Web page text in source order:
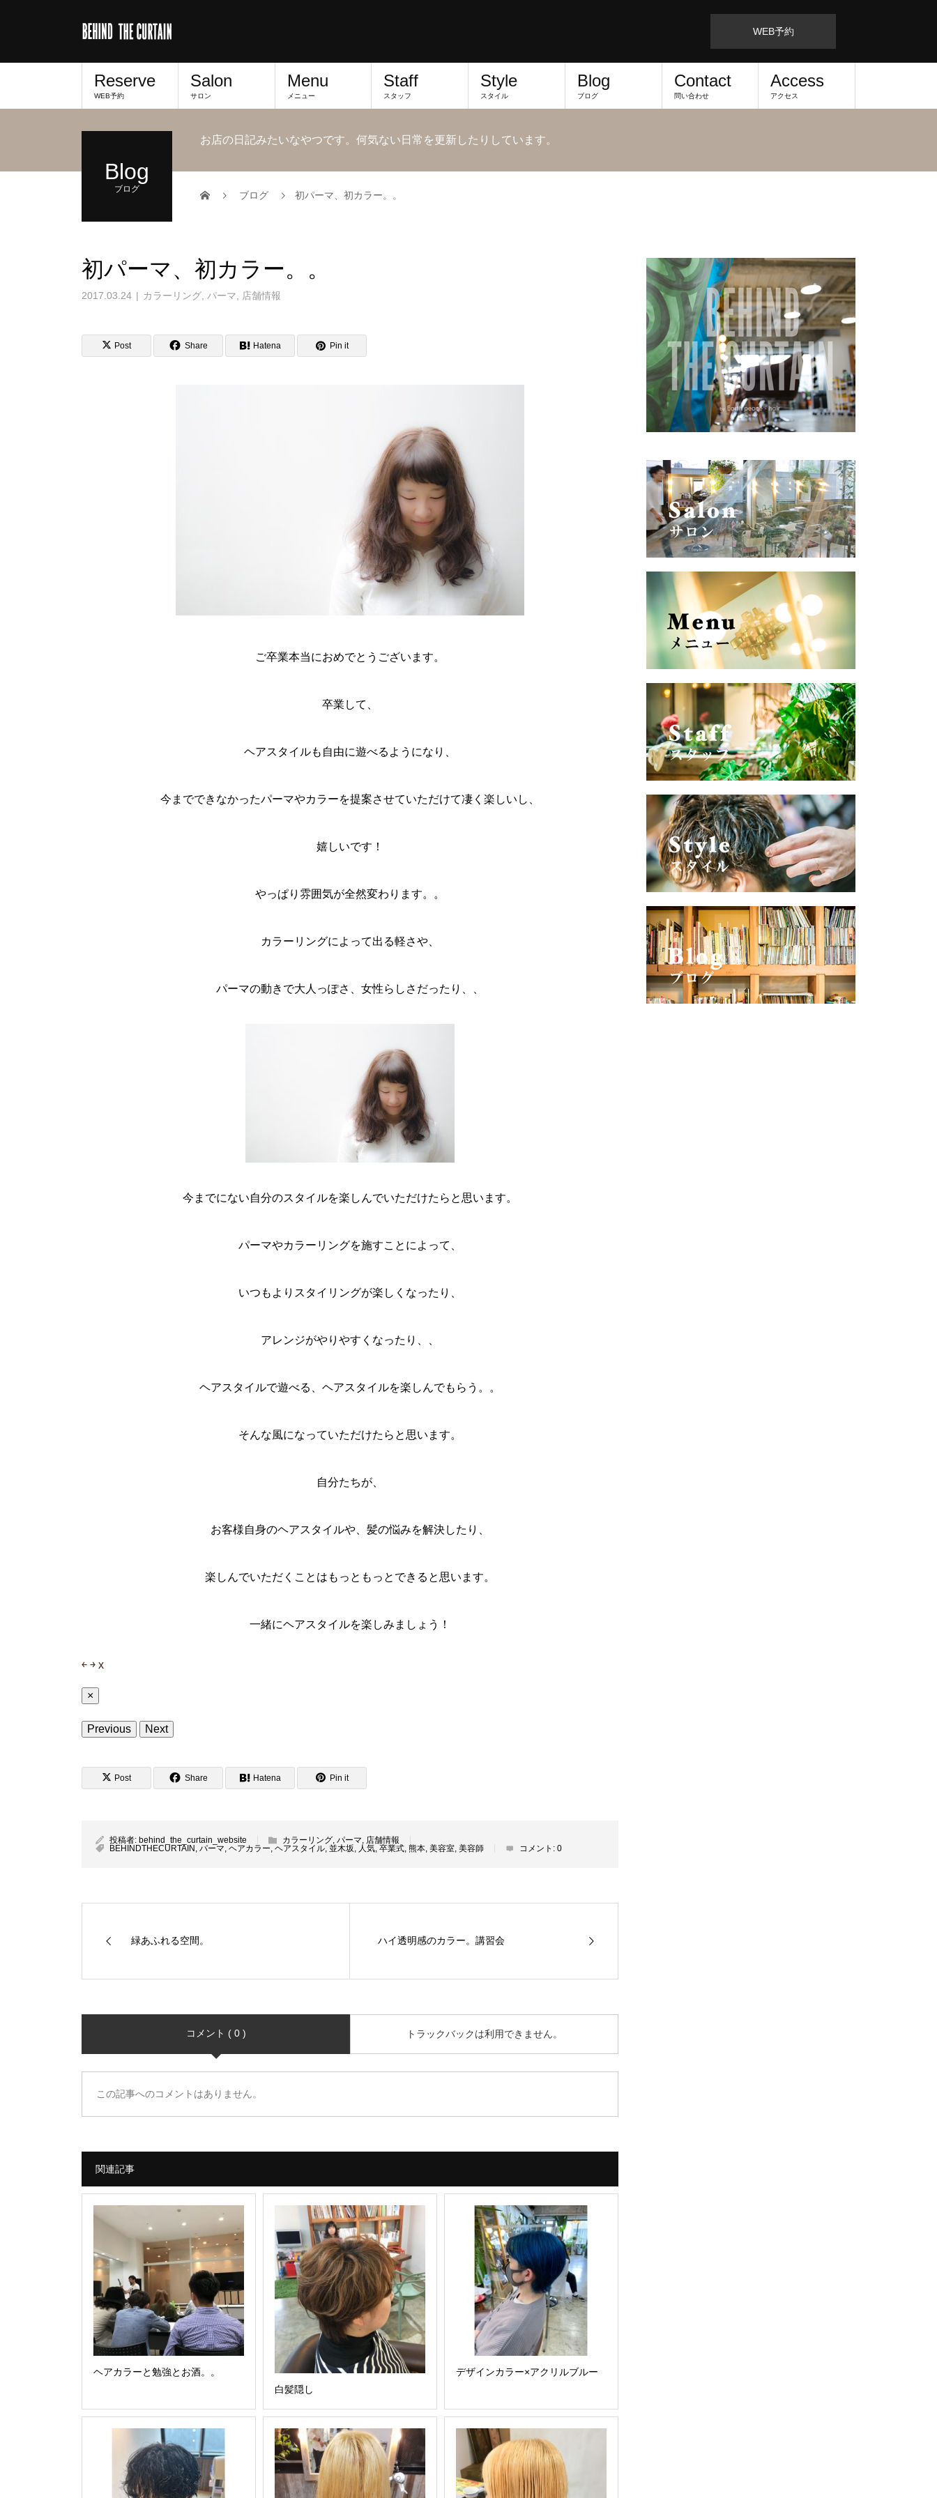
WEB予約
Reserve
WEB予約
Salon
サロン
Menu
メニュー
Staff
スタッフ
Style
スタイル
Blog
ブログ
Contact
問い合わせ
Access
アクセス
Blog
ブログ
お店の日記みたいなやつです。何気ない日常を更新したりしています。
ブログ 初パーマ、初カラー。。
初パーマ、初カラー。。
2017.03.24 カラーリング, パーマ, 店舗情報
Post Share Hatena Pin it
ご卒業本当におめでとうございます。
卒業して、
ヘアスタイルも自由に遊べるようになり、
今までできなかったパーマやカラーを提案させていただけて凄く楽しいし、
嬉しいです！
やっぱり雰囲気が全然変わります。。
カラーリングによって出る軽さや、
パーマの動きで大人っぽさ、女性らしさだったり、、
今までにない自分のスタイルを楽しんでいただけたらと思います。
パーマやカラーリングを施すことによって、
いつもよりスタイリングが楽しくなったり、
アレンジがやりやすくなったり、、
ヘアスタイルで遊べる、ヘアスタイルを楽しんでもらう。。
そんな風になっていただけたらと思います。
自分たちが、
お客様自身のヘアスタイルや、髪の悩みを解決したり、
楽しんでいただくことはもっともっとできると思います。
一緒にヘアスタイルを楽しみましょう！
￩ ￫ x
×
Previous Next
Post Share Hatena Pin it
投稿者: behind_the_curtain_website カラーリング パーマ
店舗情報
BEHINDTHECURTAIN パーマ ヘアカラー ヘアスタイル 並木坂 人気 卒業式 熊本 美容室 美容師 コメント: 0
緑あふれる空間。 ハイ透明感のカラー。講習会
コメント ( 0 ) トラックバックは利用できません。
この記事へのコメントはありません。
関連記事
ヘアカラーと勉強とお酒。。
白髪隠し
デザインカラー×アクリルブルー